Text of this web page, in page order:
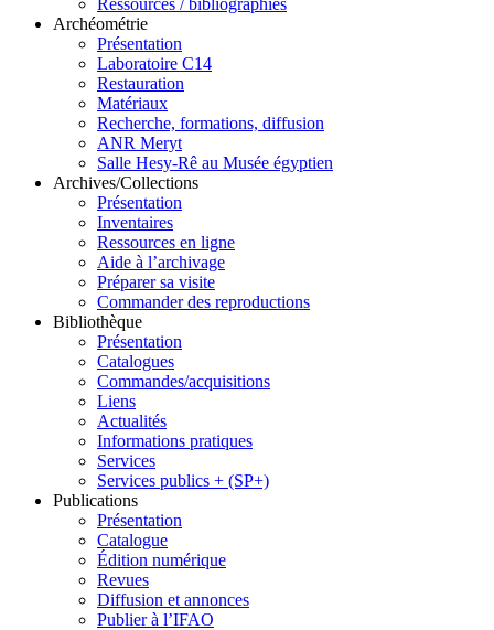
Archéométrie
Présentation
Laboratoire C14
Restauration
Matériaux
Recherche, formations, diffusion
ANR Meryt
Salle Hesy-Rê au Musée égyptien
Archives/Collections
Présentation
Inventaires
Ressources en ligne
Aide à l’archivage
Préparer sa visite
Commander des reproductions
Bibliothèque
Présentation
Catalogues
Commandes/acquisitions
Liens
Actualités
Informations pratiques
Services
Services publics + (SP+)
Publications
Présentation
Catalogue
Édition numérique
Revues
Diffusion et annonces
Publier à l’IFAO